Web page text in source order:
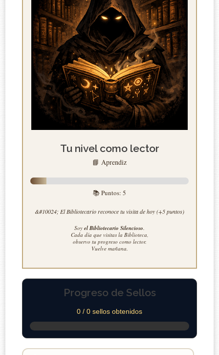
Tu nivel como lector
📘 Aprendiz
📚 Puntos: 5
&#10024; El Bibliotecario reconoce tu visita de hoy (+5 puntos)
Soy el Bibliotecario Silencioso.
Cada día que visitas la Biblioteca,
observo tu progreso como lector.
Vuelve mañana.
Progreso de Sellos
0 / 0 sellos obtenidos